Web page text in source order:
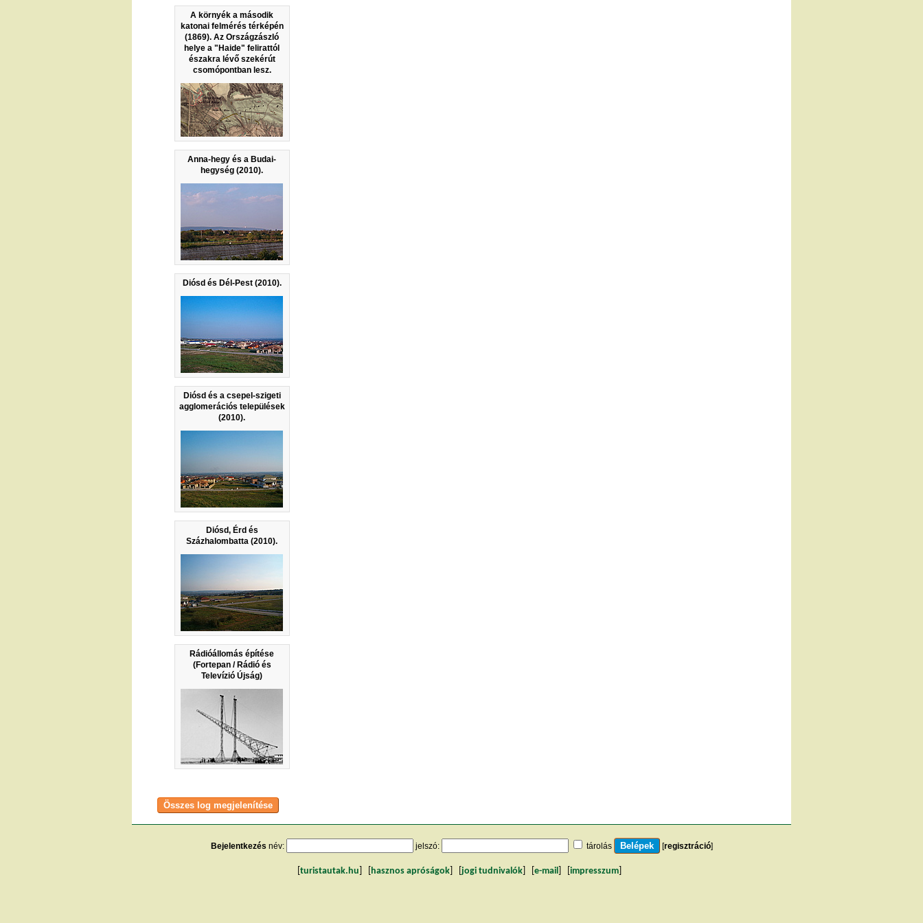
A környék a második
katonai felmérés térképén
(1869). Az Országzászló
helye a "Haide" felirattól
északra lévő szekérút
csomópontban lesz.
Anna-hegy és a Budai-
hegység (2010).
Diósd és Dél-Pest (2010).
Diósd és a csepel-szigeti
agglomerációs települések
(2010).
Diósd, Érd és
Százhalombatta (2010).
Rádióállomás építése
(Fortepan / Rádió és
Televízió Újság)
Bejelentkezés név: jelszó: tárolás [regisztráció]
turistautak.hu hasznos apróságok jogi tudnivalók e-mail impresszum